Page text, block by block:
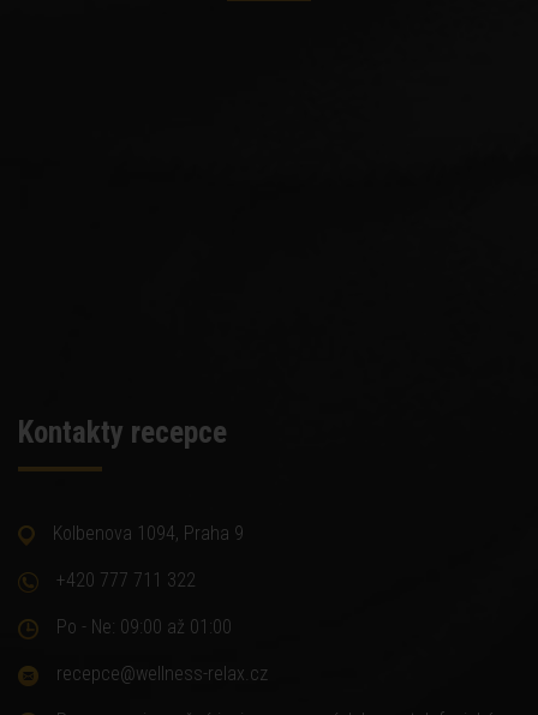
Kontakty recepce
Kolbenova 1094, Praha 9
+420 777 711 322
Po - Ne: 09:00 až 01:00
recepce@wellness-relax.cz